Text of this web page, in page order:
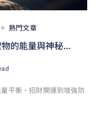
熱門文章
的能量與神秘...
平衡、招財開運到增強防